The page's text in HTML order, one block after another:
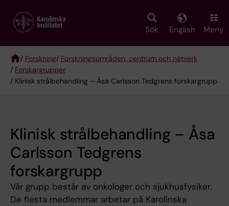
main
Sök English Meny
Breadcrumb
/ Forskning/ Forskningsområden, centrum och nätverk
/ Forskargrupper
/ Klinisk strålbehandling – Åsa Carlsson Tedgrens forskargrupp
Klinisk strålbehandling – Åsa
Carlsson Tedgrens
forskargrupp
Vår grupp består av onkologer och sjukhusfysiker.
De flesta medlemmar arbetar på Karolinska